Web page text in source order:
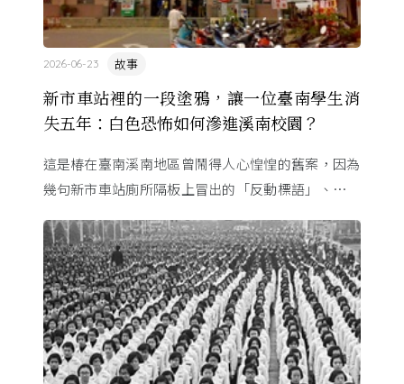
新市車站裡的一段塗鴉，讓一位臺南學生消
失五年：白色恐怖如何滲進溪南校園？
故事
2026-06-23
這是椿在臺南溪南地區曾鬧得人心惶惶的舊案，因為
幾句新市車站廁所隔板上冒出的「反動標語」、一段